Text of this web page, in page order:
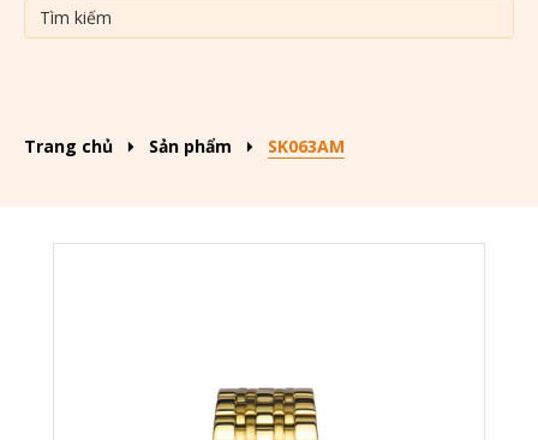
Trang chủ Sản phẩm SK063AM